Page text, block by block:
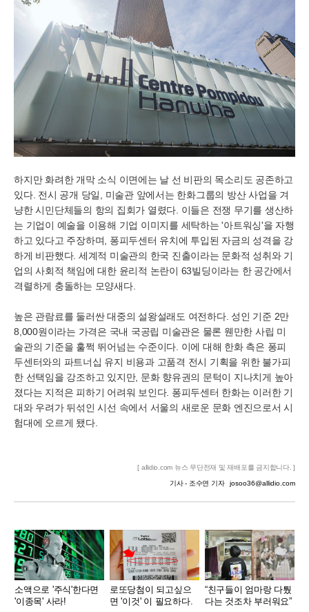
하지만 화려한 개막 소식 이면에는 날 선 비판의 목소리도 공존하고
있다. 전시 공개 당일, 미술관 앞에서는 한화그룹의 방산 사업을 겨
냥한 시민단체들의 항의 집회가 열렸다. 이들은 전쟁 무기를 생산하
는 기업이 예술을 이용해 기업 이미지를 세탁하는 '아트워싱'을 자행
하고 있다고 주장하며, 퐁피두센터 유치에 투입된 자금의 성격을 강
하게 비판했다. 세계적 미술관의 한국 진출이라는 문화적 성취와 기
업의 사회적 책임에 대한 윤리적 논란이 63빌딩이라는 한 공간에서
격렬하게 충돌하는 모양새다.
높은 관람료를 둘러싼 대중의 설왕설래도 여전하다. 성인 기준 2만
8,000원이라는 가격은 국내 국공립 미술관은 물론 웬만한 사립 미
술관의 기준을 훌쩍 뛰어넘는 수준이다. 이에 대해 한화 측은 퐁피
두센터와의 파트너십 유지 비용과 고품격 전시 기획을 위한 불가피
한 선택임을 강조하고 있지만, 문화 향유권의 문턱이 지나치게 높아
졌다는 지적은 피하기 어려워 보인다. 퐁피두센터 한화는 이러한 기
대와 우려가 뒤섞인 시선 속에서 서울의 새로운 문화 엔진으로서 시
험대에 오르게 됐다.
[ allidio.com 뉴스 무단전재 및 재배포를 금지합니다. ]
기사 - 조수연 기자 josoo36@allidio.com
소액으로 '주식'한다면
'이종목' 사라!
로또당첨이 되고싶으
면 '이것' 이 필요하다.
“친구들이 엄마랑 다퉜
다는 것조차 부러워요”